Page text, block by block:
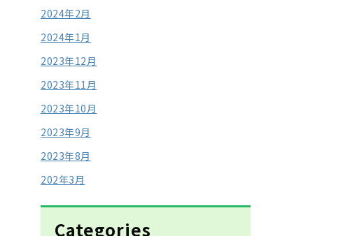
2024年2月
2024年1月
2023年12月
2023年11月
2023年10月
2023年9月
2023年8月
202年3月
Categories